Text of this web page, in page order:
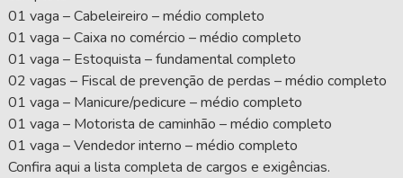
01 vaga – Cabeleireiro – médio completo
01 vaga – Caixa no comércio – médio completo
01 vaga – Estoquista – fundamental completo
02 vagas – Fiscal de prevenção de perdas – médio completo
01 vaga – Manicure/pedicure – médio completo
01 vaga – Motorista de caminhão – médio completo
01 vaga – Vendedor interno – médio completo
Confira aqui a lista completa de cargos e exigências.